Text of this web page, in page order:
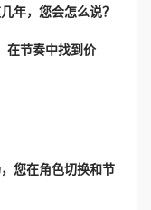
年，您会怎么说？
在节奏中找到价
您在角色切换和节